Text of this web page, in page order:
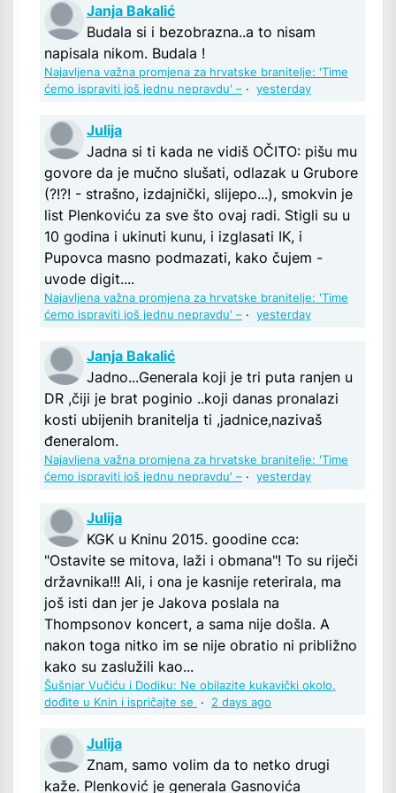
Janja Bakalić
Budala si i bezobrazna..a to nisam
napisala nikom. Budala !
Najavljena važna promjena za hrvatske branitelje: 'Time
ćemo ispraviti još jednu nepravdu' – · yesterday
Julija
Jadna si ti kada ne vidiš OČITO: pišu mu
govore da je mučno slušati, odlazak u Grubore
(?!?! - strašno, izdajnički, slijepo...), smokvin je
list Plenkoviću za sve što ovaj radi. Stigli su u
10 godina i ukinuti kunu, i izglasati IK, i
Pupovca masno podmazati, kako čujem -
uvode digit....
Najavljena važna promjena za hrvatske branitelje: 'Time
ćemo ispraviti još jednu nepravdu' – · yesterday
Janja Bakalić
Jadno...Generala koji je tri puta ranjen u
DR ,čiji je brat poginio ..koji danas pronalazi
kosti ubijenih branitelja ti ,jadnice,nazivaš
đeneralom.
Najavljena važna promjena za hrvatske branitelje: 'Time
ćemo ispraviti još jednu nepravdu' – · yesterday
Julija
KGK u Kninu 2015. goodine cca:
"Ostavite se mitova, laži i obmana"! To su riječi
državnika!!! Ali, i ona je kasnije reterirala, ma
još isti dan jer je Jakova poslala na
Thompsonov koncert, a sama nije došla. A
nakon toga nitko im se nije obratio ni približno
kako su zaslužili kao...
Šušnjar Vučiću i Dodiku: Ne obilazite kukavički okolo,
dođite u Knin i ispričajte se
· 2 days ago
Julija
Znam, samo volim da to netko drugi
kaže. Plenković je generala Gasnovića